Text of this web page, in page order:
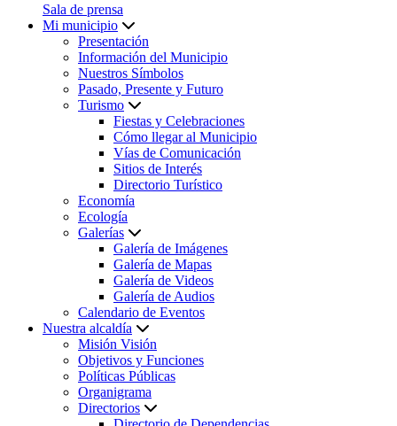
Sala de prensa
Mi municipio
Presentación
Información del Municipio
Nuestros Símbolos
Pasado, Presente y Futuro
Turismo
Fiestas y Celebraciones
Cómo llegar al Municipio
Vías de Comunicación
Sitios de Interés
Directorio Turístico
Economía
Ecología
Galerías
Galería de Imágenes
Galería de Mapas
Galería de Videos
Galería de Audios
Calendario de Eventos
Nuestra alcaldía
Misión Visión
Objetivos y Funciones
Políticas Públicas
Organigrama
Directorios